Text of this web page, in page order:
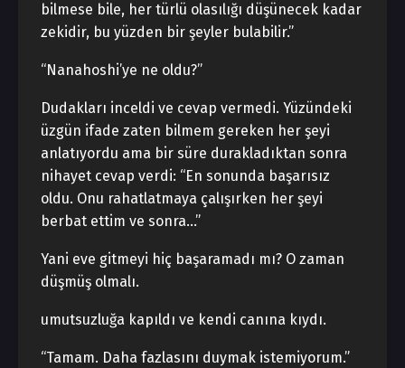
bilmese bile, her türlü olasılığı düşünecek kadar
zekidir, bu yüzden bir şeyler bulabilir.”
“Nanahoshi’ye ne oldu?”
Dudakları inceldi ve cevap vermedi. Yüzündeki
üzgün ifade zaten bilmem gereken her şeyi
anlatıyordu ama bir süre durakladıktan sonra
nihayet cevap verdi: “En sonunda başarısız
oldu. Onu rahatlatmaya çalışırken her şeyi
berbat ettim ve sonra…”
Yani eve gitmeyi hiç başaramadı mı? O zaman
düşmüş olmalı.
umutsuzluğa kapıldı ve kendi canına kıydı.
“Tamam. Daha fazlasını duymak istemiyorum.”